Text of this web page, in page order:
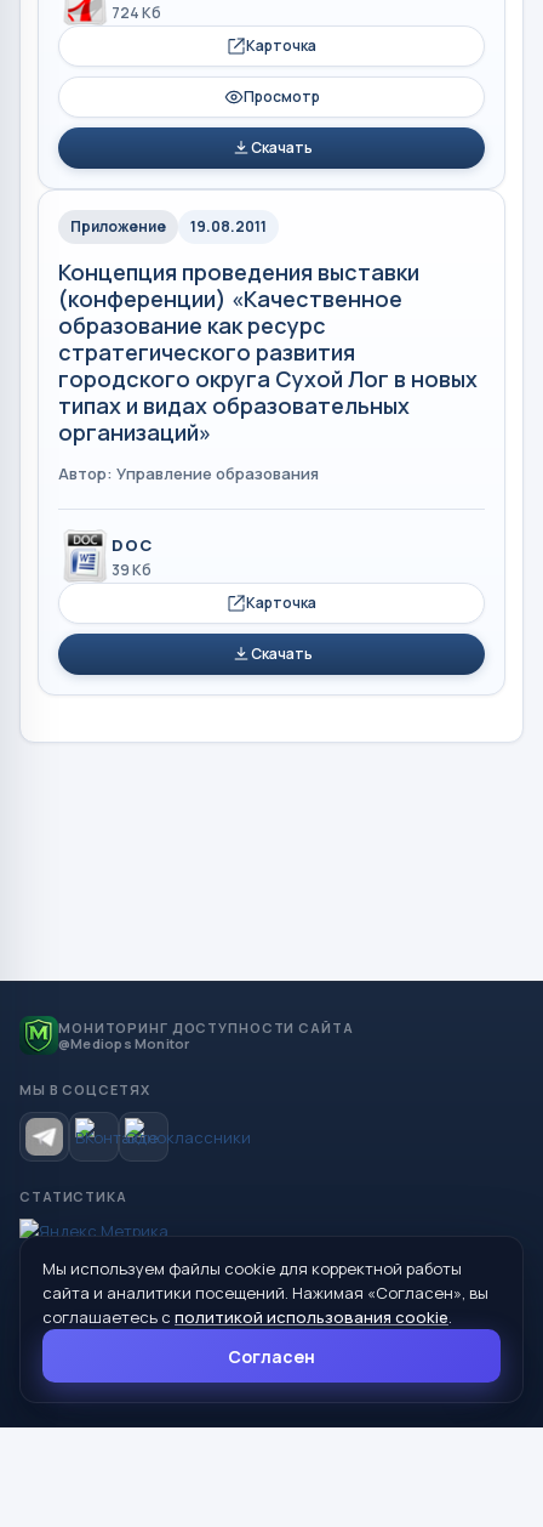
724 Кб
Карточка
Просмотр
Скачать
Приложение 19.08.2011
Концепция проведения выставки
(конференции) «Качественное
образование как ресурс
стратегического развития
городского округа Сухой Лог в новых
типах и видах образовательных
организаций»
Автор: Управление образования
DOC
39 Кб
Карточка
Скачать
МОНИТОРИНГ ДОСТУПНОСТИ САЙТА
@Mediops Monitor
МЫ В СОЦСЕТЯХ
СТАТИСТИКА
© 2026 Управление образования Администрации МО
Сухой Лог
624800, Свердловская область, г. Сухой Лог, ул. Кирова, дом 7
8 (34373) 4-33-85
Мы используем файлы cookie для корректной работы
сайта и аналитики посещений. Нажимая «Согласен», вы
соглашаетесь с политикой использования cookie.
Согласен